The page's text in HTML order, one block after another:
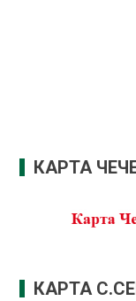
КАРТА
КАРТА